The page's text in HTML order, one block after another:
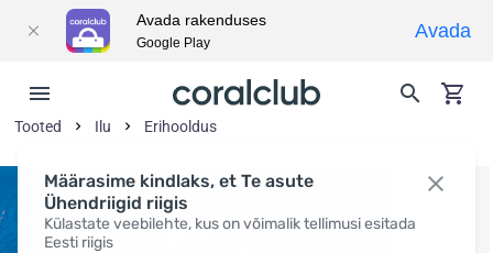
Määrasime kindlaks, et Te asute
Ühendriigid riigis
Külastate veebilehte, kus on võimalik tellimusi esitada
Eesti riigis
Tooted Ilu Erihooldus
Avada rakenduses
Google Play
Avada